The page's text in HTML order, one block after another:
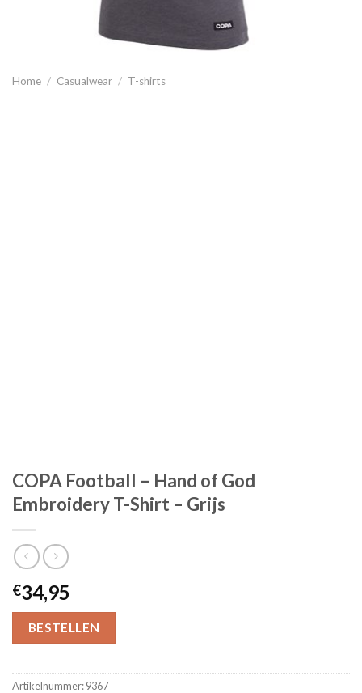
Home / Casualwear / T-shirts
COPA Football – Hand of God
Embroidery T-Shirt – Grijs
€34,95
BESTELLEN
Artikelnummer:9367